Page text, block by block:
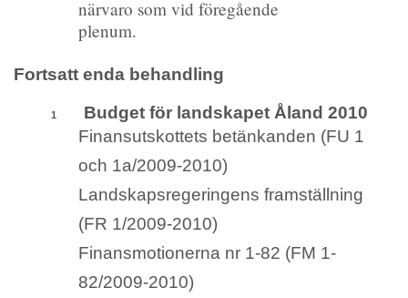
närvaro som vid föregående
plenum.
Fortsatt enda behandling
1
Budget för landskapet Åland 2010
Finansutskottets betänkanden (FU 1
och 1a/2009-2010)
Landskapsregeringens framställning
(FR 1/2009-2010)
Finansmotionerna nr 1-82 (FM 1-
82/2009-2010)